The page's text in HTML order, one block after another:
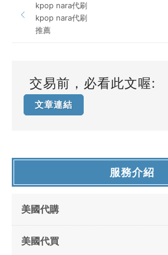
kpop nara代刷
kpop nara代刷
推薦
交易前，必看此文喔:
文章連結
服務介紹
美國代購
美國代買